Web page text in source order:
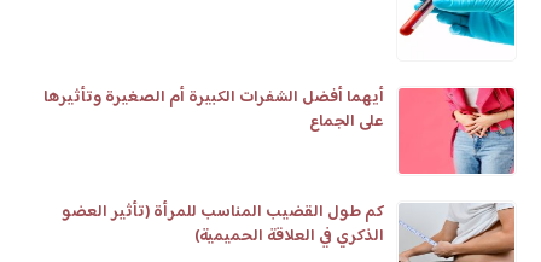
أيهما أفضل الشفرات الكبيرة أم الصغيرة وتأثيرها
على الجماع
كم طول القضيب المناسب للمرأة (تأثير العضو
الذكري في العلاقة الحميمية)